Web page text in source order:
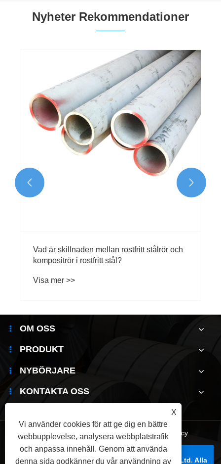
Nyheter Rekommendationer
Vilka är förhållandena för ljus glödgning av
304 rostfritt stålrör?
Visa mer >>
 
OM OSS
PRODUKT
NYBÖRJARE
KONTAKTA OSS
Links Sitemap RSS XML Sekretesspolicy
Copyright © 2025 Wuxi Jianbanghaoda Steel Co.,Ltd. Alla
X
Vi använder cookies för att ge dig en bättre
webbupplevelse, analysera webbplatstrafik
och anpassa innehåll. Genom att använda
denna sida godkänner du vår användning av